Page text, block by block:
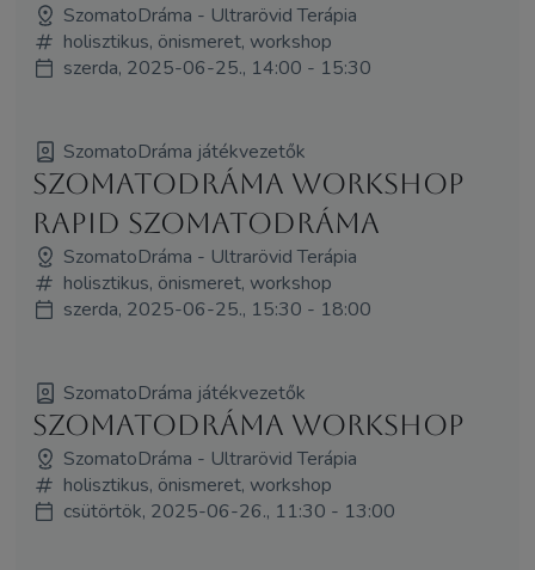
SzomatoDráma - Ultrarövid Terápia
holisztikus, önismeret, workshop
szerda, 2025-06-25., 14:00 - 15:30
SzomatoDráma játékvezetők
SzomatoDráma Workshop
Rapid SzomatoDráma
SzomatoDráma - Ultrarövid Terápia
holisztikus, önismeret, workshop
szerda, 2025-06-25., 15:30 - 18:00
SzomatoDráma játékvezetők
SzomatoDráma Workshop
SzomatoDráma - Ultrarövid Terápia
holisztikus, önismeret, workshop
csütörtök, 2025-06-26., 11:30 - 13:00